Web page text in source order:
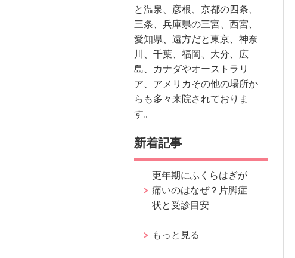
と温泉、彦根、京都の四条、
三条、兵庫県の三宮、西宮、
愛知県、遠方だと東京、神奈
川、千葉、福岡、大分、広
島、カナダやオーストラリ
ア、アメリカその他の場所か
らも多々来院されておりま
す。
新着記事
更年期にふくらはぎが
痛いのはなぜ？片脚症
状と受診目安
もっと見る